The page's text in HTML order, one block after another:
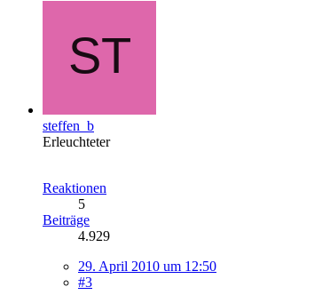
steffen_b
Erleuchteter
Reaktionen
5
Beiträge
4.929
29. April 2010 um 12:50
#3